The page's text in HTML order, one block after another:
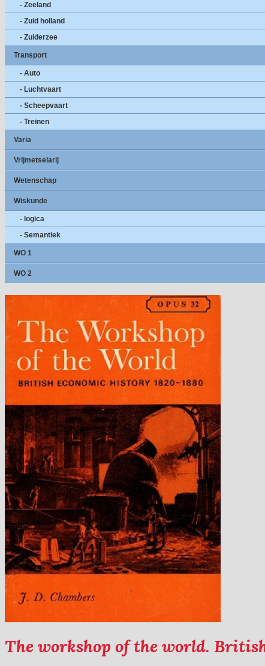
- Zeeland
- Zuid holland
- Zuiderzee
Transport
- Auto
- Luchtvaart
- Scheepvaart
- Treinen
Varia
Vrijmetselarij
Wetenschap
Wiskunde
- logica
- Semantiek
WO 1
WO 2
The workshop of the world.